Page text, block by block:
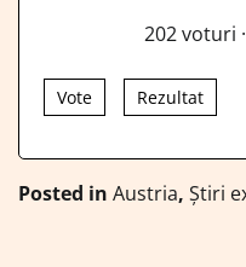
202voturi ·
Vote Rezultat
Posted in Austria, Știri